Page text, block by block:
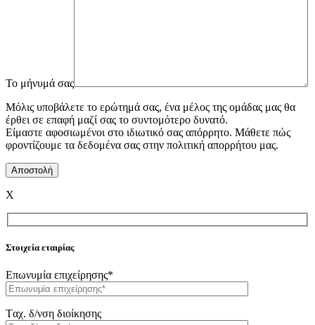
To μήνυμά σας
Μόλις υποβάλετε το ερώτημά σας, ένα μέλος της ομάδας μας θα
έρθει σε επαφή μαζί σας το συντομότερο δυνατό.
Είμαστε αφοσιωμένοι στο ιδιωτικό σας απόρρητο. Μάθετε πώς
φροντίζουμε τα δεδομένα σας στην πολιτική απορρήτου μας.
X
Στοιχεία εταιρίας
Επωνυμία επιχείρησης*
Tαχ. δ/νση διοίκησης